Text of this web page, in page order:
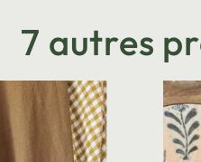
7 autres